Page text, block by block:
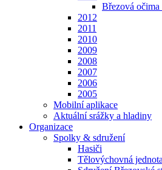
Březová
2012
2011
2010
2009
2008
2007
2006
2005
Mobilní aplikace
Aktuální srážky a hladiny
Organizace
Spolky & sdružení
Hasiči
Tělovýchovná